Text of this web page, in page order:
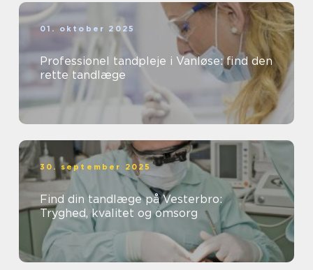
01. oktober 2025
Professionel tandpleje i Vanløse: find den
rette tandlæge
30. september 2025
Find din tandlæge på Vesterbro:
Tryghed, kvalitet og omsorg